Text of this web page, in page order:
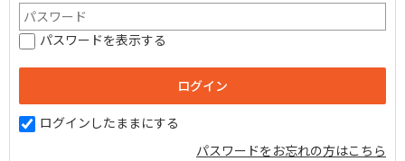
パスワードを表示する
ログインしたままにする
パスワードをお忘れの方はこちら